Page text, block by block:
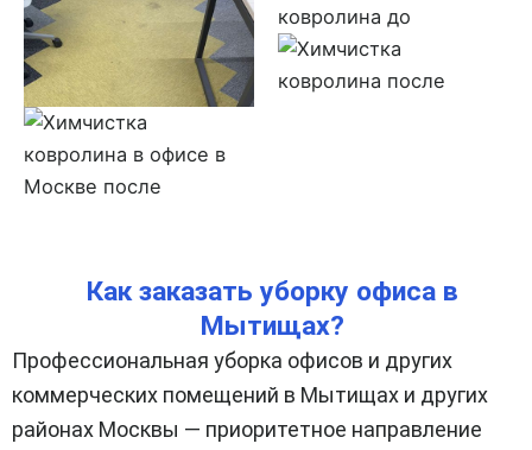
Как заказать уборку офиса в
Мытищах?
Профессиональная уборка офисов и других
коммерческих помещений в Мытищах и других
районах Москвы — приоритетное направление